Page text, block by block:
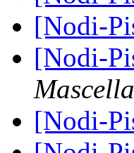
[Nodi-
[Nodi-
[Nodi-